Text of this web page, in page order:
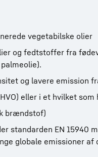
vegetabilske olier
og fedtstoffer fra
og lavere emission
eller i et hvilket
brændstof)
standarden EN 15940
globale emissioner af